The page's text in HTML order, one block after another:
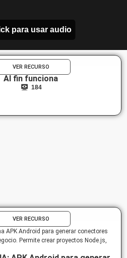
para usar audio
VER RECURSO
Al fin funciona
184
VER RECURSO
APK Android para generar conectores
Permite crear proyectos Node.js,